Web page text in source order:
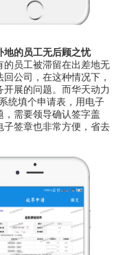
地的员工无后顾之忧
员工被滞留在出差地无
公司，在这种情况下，
展的问题。而华天动力
统填个申请表，用电子
，需要领导确认签字盖
签章也非常方便，省去